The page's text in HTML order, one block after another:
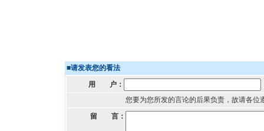
■请发表您的看法
用 户：
您要为您所发的言论的后果负责，故请各位
留 言：